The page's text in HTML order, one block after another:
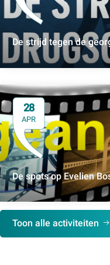
De strijd tegen de
28
APR
De spots op Evelien
Toon alle activiteiten